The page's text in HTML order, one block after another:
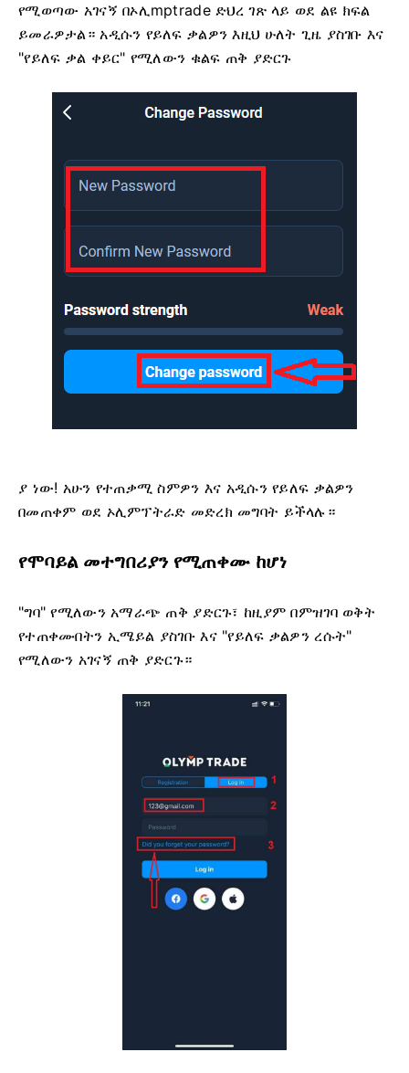
የሚወጣው አገናኝ በኦሊmptrade ድህረ ገጽ ላይ ወደ ልዩ ክፍል
ይመራዎታል። አዲሱን የይለፍ ቃልዎን እዚህ ሁለት ጊዜ ያስገቡ እና
"የይለፍ ቃል ቀይር" የሚለውን ቁልፍ ጠቅ ያድርጉ
ያ ነው! አሁን የተጠቃሚ ስምዎን እና አዲሱን የይለፍ ቃልዎን
በመጠቀም ወደ ኦሊምፕትራድ መድረክ መግባት ይችላሉ።
የሞባይል መተግበሪያን የሚጠቀሙ ከሆነ
"ግባ" የሚለውን አማራጭ ጠቅ ያድርጉ፣ ከዚያም በምዝገባ ወቅት
የተጠቀሙበትን ኢሜይል ያስገቡ እና "የይለፍ ቃልዎን ረሱት"
የሚለውን አገናኝ ጠቅ ያድርጉ።